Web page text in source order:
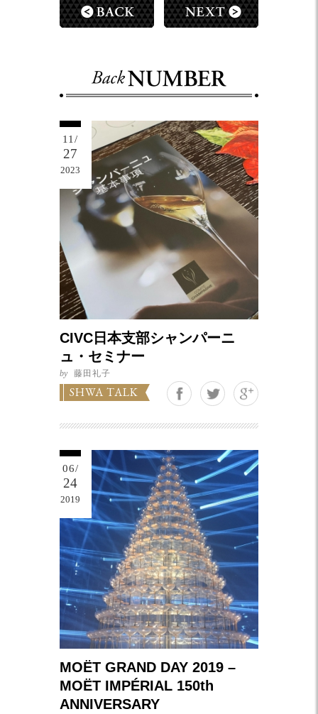
11/
27
2023
CIVC日本支部シャンパーニ
ュ・セミナー
by 藤田礼子
SHWA TALK
06/
24
2019
MOËT GRAND DAY 2019 –
MOËT IMPÉRIAL 150th
ANNIVERSARY